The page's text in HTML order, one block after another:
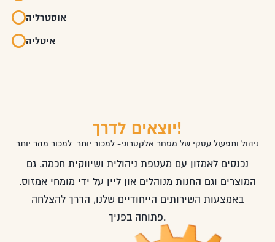
אוסטרליה
איטליה
יוצאים לדרך!
ניהול ותפעול עסקי של מסחר אלקטרוני- למכור יותר. למכור מהר יותר
נכנסים לאמזון עם מעטפת ניהולית ושיווקית חכמה. גם
המוצרים וגם החנות מנוהלים און ליין על ידי מומחי אמזוס.
באמצעות השירותים הייחודיים שלנו, הדרך להצלחה
פתוחה בפניך.